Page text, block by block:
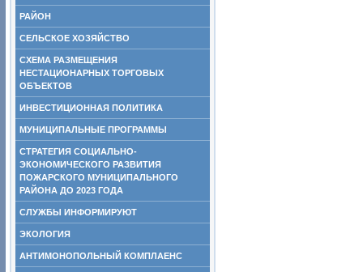
РАЙОН
СЕЛЬСКОЕ ХОЗЯЙСТВО
СХЕМА РАЗМЕЩЕНИЯ
НЕСТАЦИОНАРНЫХ ТОРГОВЫХ
ОБЪЕКТОВ
ИНВЕСТИЦИОННАЯ ПОЛИТИКА
МУНИЦИПАЛЬНЫЕ ПРОГРАММЫ
СТРАТЕГИЯ СОЦИАЛЬНО-
ЭКОНОМИЧЕСКОГО РАЗВИТИЯ
ПОЖАРСКОГО МУНИЦИПАЛЬНОГО
РАЙОНА ДО 2023 ГОДА
СЛУЖБЫ ИНФОРМИРУЮТ
ЭКОЛОГИЯ
АНТИМОНОПОЛЬНЫЙ КОМПЛАЕНС